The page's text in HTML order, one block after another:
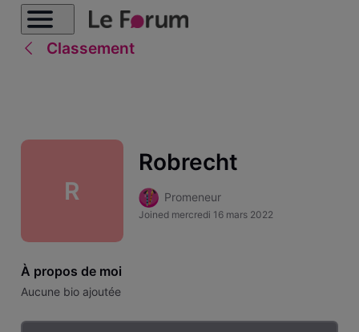
Classement
R
Robrecht
Promeneur
Joined mercredi 16 mars 2022
À propos de moi
Aucune bio ajoutée